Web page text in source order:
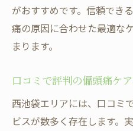
がおすすめです。信頼でき
痛の原因に合わせた最適な
まります。
口コミで評判の偏頭痛ケ
西池袋エリアには、口コミ
ビスが数多く存在します。